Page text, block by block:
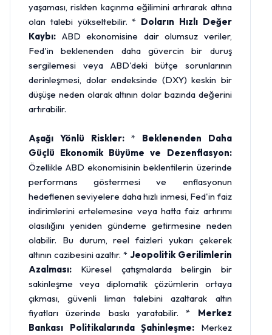
yaşaması, riskten kaçınma eğilimini artırarak altına
olan talebi yükseltebilir. * Doların Hızlı Değer
Kaybı: ABD ekonomisine dair olumsuz veriler,
Fed'in beklenenden daha güvercin bir duruş
sergilemesi veya ABD'deki bütçe sorunlarının
derinleşmesi, dolar endeksinde (DXY) keskin bir
düşüşe neden olarak altının dolar bazında değerini
artırabilir.
Aşağı Yönlü Riskler:* Beklenenden Daha
Güçlü Ekonomik Büyüme ve Dezenflasyon:
Özellikle ABD ekonomisinin beklentilerin üzerinde
performans göstermesi ve enflasyonun
hedeflenen seviyelere daha hızlı inmesi, Fed'in faiz
indirimlerini ertelemesine veya hatta faiz artırımı
olasılığını yeniden gündeme getirmesine neden
olabilir. Bu durum, reel faizleri yukarı çekerek
altının cazibesini azaltır. * Jeopolitik Gerilimlerin
Azalması: Küresel çatışmalarda belirgin bir
sakinleşme veya diplomatik çözümlerin ortaya
çıkması, güvenli liman talebini azaltarak altın
fiyatları üzerinde baskı yaratabilir. * Merkez
Bankası Politikalarında Şahinleşme: Merkez